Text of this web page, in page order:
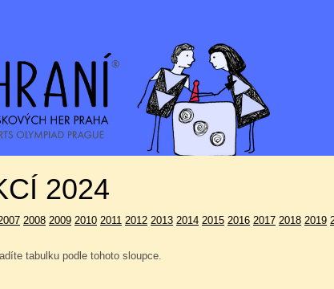
2024
2008 2009 2010 2011 2012 2013 2014 2015 2016 2017 2018 2019
tabulku podle tohoto sloupce.